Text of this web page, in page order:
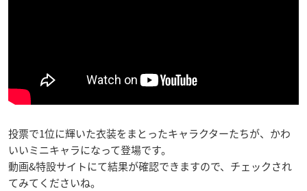
投票で1位に輝いた衣装をまとったキャラクターたちが、かわ
いいミニキャラになって登場です。
動画&特設サイトにて結果が確認できますので、チェックされ
てみてくださいね。